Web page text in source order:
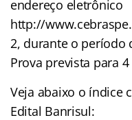
endereço eletrônico
http://
2, durante o período
Prova prevista para
Veja abaixo o índice
Edital Banrisul: